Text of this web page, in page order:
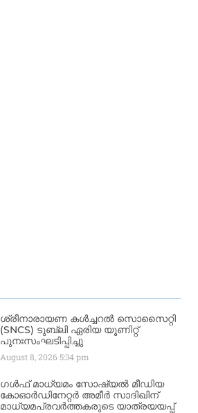
ശ്രീനാരായണ കൾച്ചറൽ സൊസൈറ്റി
(SNCS) ടുബ്ലി ഏരിയ യൂണിറ്റ്
പുനഃസംഘടിപ്പിച്ചു
August 8, 20265:34 pm
ഗൾഫ് മാധ്യമം സോഷ്യൽ മീഡിയ
കോഓർഡിനേറ്റർ അമീർ സാദിഖിന്
മാധ്യമപ്രവർത്തകരുടെ യാത്രയയപ്പ്